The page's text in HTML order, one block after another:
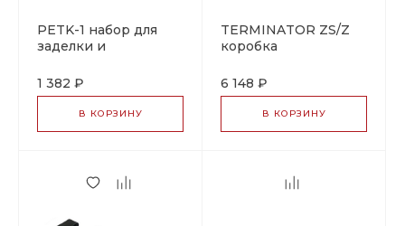
PETK-1 набор для
заделки и
1 382 ₽
В КОРЗИНУ
TERMINATOR ZS/Z
коробка
комплектом для
сращивания
греющего кабеля
6 148 ₽
В КОРЗИНУ